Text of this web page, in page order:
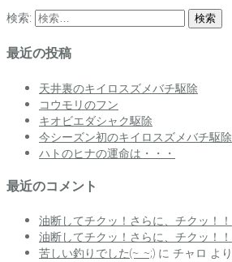
検索:
最近の投稿
天井裏のキイロスズメバチ駆除
コウモリのフン
キオビエダシャク駆除
今シーズン初のキイロスズメバチ駆除
ハトのヒナの運命は・・・
最近のコメント
油断してチクッ！さらに、チクッ！！
油断してチクッ！さらに、チクッ！！
苦しい釣りでした(~_~;) に チャロ より